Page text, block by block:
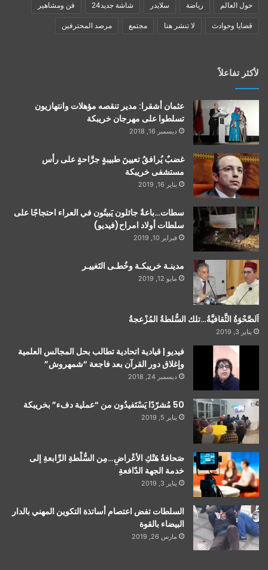
حول العالم رياضة سلايدر شاشة جديد24 فن ومشاهير
قضايا وحوادث لا تنشر هنا مجتمع مرصد المحترفين
لأكثر تفاعلاً
عثمان أشقرا: مدير تنقصه مؤهلات وانتهازيون
تسلطوا على مهرجان خريبكة
ديسمبر 16, 2018
غضبٌ يُرافقُ تعيينَ طبيبةٍ جرَّاحةٍ على رأس
مستشفى خريبكة
يناير 16, 2019
سطات…باعةٌ جائلون يَبيتُون في العراء احتجاجًا على
سلطات أولاد امراح(فيديو)
فبراير 10, 2019
مدينـة خريبكـة وخُطـى التَغييـر
مايو 12, 2019
اَلصَّحْوَةُ الثَّقافيَّةُ…تلك السُّلطةُ المُزْعجةُ
يناير 3, 2019
فيديو | قيادية اتحادية تطالب بحل المجالس العلمية
وإغلاق دور القرآن بعد فاجعة “شمهروش”
ديسمبر 24, 2018
50 مُشرّدًا يَسْتَفيدُون من “عملية دفء” بخريبكة
يناير 5, 2019
صَحافةُ هَتْكِ الأعْراضِ…مِن السُّلْطةِ الرِّابعةِ إلى
خدمة الجهة الدّافعةِ
يناير 3, 2019
السلطات تفض اعتصام أساتذة التكوين المهني بالدار
البيضاء بالقوة
مارس 26, 2019